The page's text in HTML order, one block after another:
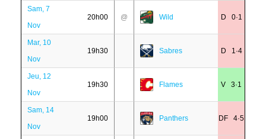
Sam, 7
Nov
20h00 @ Wild D 0·1
Mar, 10
Nov
19h30 Sabres D 1·4
Jeu, 12
Nov
19h30 Flames V 3·1
Sam, 14
Nov
19h00 Panthers DF 4·5